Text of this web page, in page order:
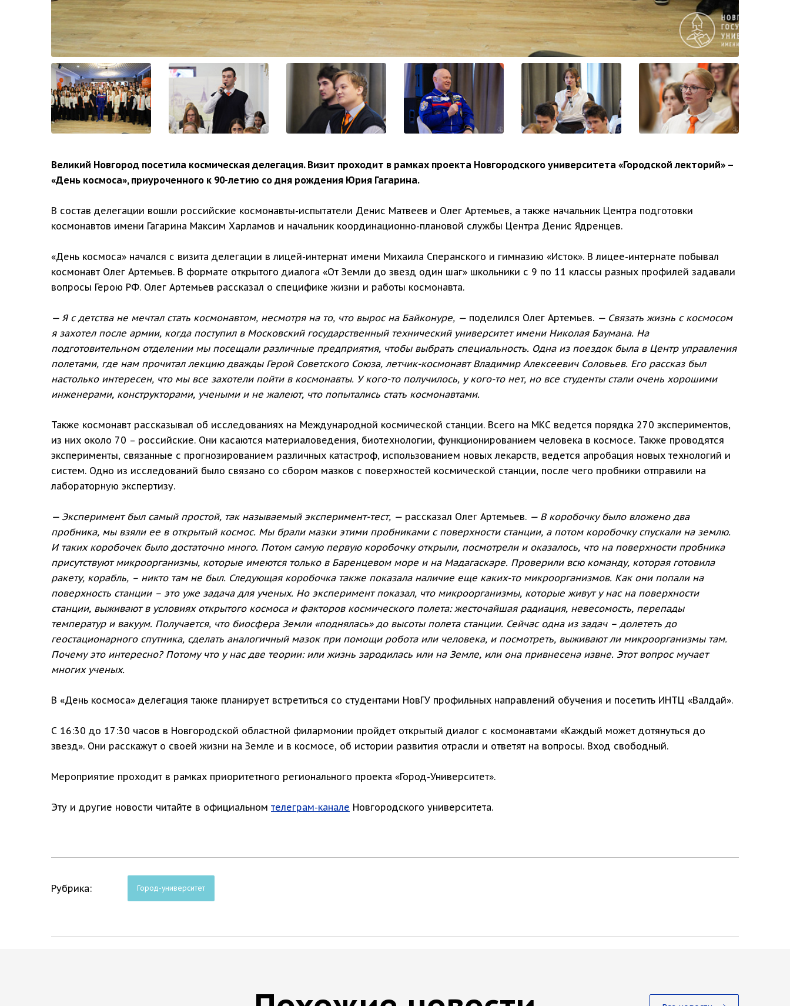
Великий Новгород посетила космическая делегация. Визит проходит в рамках проекта Новгородского университета «Городской лекторий» –
«День космоса», приуроченного к 90-летию со дня рождения Юрия Гагарина.
В состав делегации вошли российские космонавты-испытатели Денис Матвеев и Олег Артемьев, а также начальник Центра подготовки
космонавтов имени Гагарина Максим Харламов и начальник координационно-плановой службы Центра Денис Ядренцев.
«День космоса» начался с визита делегации в лицей-интернат имени Михаила Сперанского и гимназию «Исток». В лицее-интернате побывал
космонавт Олег Артемьев. В формате открытого диалога «От Земли до звезд один шаг» школьники с 9 по 11 классы разных профилей задавали
вопросы Герою РФ. Олег Артемьев рассказал о специфике жизни и работы космонавта.
— Я с детства не мечтал стать космонавтом, несмотря на то, что вырос на Байконуре, — поделился Олег Артемьев. — Связать жизнь с космосом
я захотел после армии, когда поступил в Московский государственный технический университет имени Николая Баумана. На
подготовительном отделении мы посещали различные предприятия, чтобы выбрать специальность. Одна из поездок была в Центр управления
полетами, где нам прочитал лекцию дважды Герой Советского Союза, летчик-космонавт Владимир Алексеевич Соловьев. Его рассказ был
настолько интересен, что мы все захотели пойти в космонавты. У кого-то получилось, у кого-то нет, но все студенты стали очень хорошими
инженерами, конструкторами, учеными и не жалеют, что попытались стать космонавтами.
Также космонавт рассказывал об исследованиях на Международной космической станции. Всего на МКС ведется порядка 270 экспериментов,
из них около 70 – российские. Они касаются материаловедения, биотехнологии, функционированием человека в космосе. Также проводятся
эксперименты, связанные с прогнозированием различных катастроф, использованием новых лекарств, ведется апробация новых технологий и
систем. Одно из исследований было связано со сбором мазков с поверхностей космической станции, после чего пробники отправили на
лабораторную экспертизу.
— Эксперимент был самый простой, так называемый эксперимент-тест, — рассказал Олег Артемьев. — В коробочку было вложено два
пробника, мы взяли ее в открытый космос. Мы брали мазки этими пробниками с поверхности станции, а потом коробочку спускали на землю.
И таких коробочек было достаточно много. Потом самую первую коробочку открыли, посмотрели и оказалось, что на поверхности пробника
присутствуют микроорганизмы, которые имеются только в Баренцевом море и на Мадагаскаре. Проверили всю команду, которая готовила
ракету, корабль, – никто там не был. Следующая коробочка также показала наличие еще каких-то микроорганизмов. Как они попали на
поверхность станции – это уже задача для ученых. Но эксперимент показал, что микроорганизмы, которые живут у нас на поверхности
станции, выживают в условиях открытого космоса и факторов космического полета: жесточайшая радиация, невесомость, перепады
температур и вакуум. Получается, что биосфера Земли «поднялась» до высоты полета станции. Сейчас одна из задач – долететь до
геостационарного спутника, сделать аналогичный мазок при помощи робота или человека, и посмотреть, выживают ли микроорганизмы там.
Почему это интересно? Потому что у нас две теории: или жизнь зародилась или на Земле, или она привнесена извне. Этот вопрос мучает
многих ученых.
В «День космоса» делегация также планирует встретиться со студентами НовГУ профильных направлений обучения и посетить ИНТЦ «Валдай».
С 16:30 до 17:30 часов в Новгородской областной филармонии пройдет открытый диалог с космонавтами «Каждый может дотянуться до
звезд». Они расскажут о своей жизни на Земле и в космосе, об истории развития отрасли и ответят на вопросы. Вход свободный.
Мероприятие проходит в рамках приоритетного регионального проекта «Город-Университет».
Эту и другие новости читайте в официальном телеграм-канале Новгородского университета.
Рубрика: Город-университет